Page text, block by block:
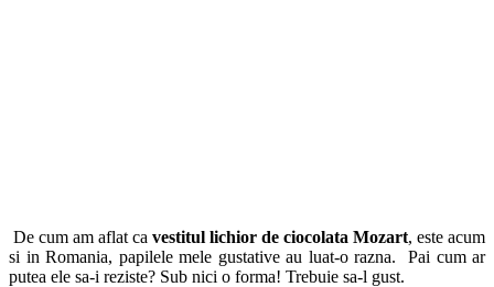
De cum am aflat ca vestitul lichior de ciocolata Mozart, este acum
si in Romania, papilele mele gustative au luat-o razna. Pai cum ar
putea ele sa-i reziste? Sub nici o forma! Trebuie sa-l gust.